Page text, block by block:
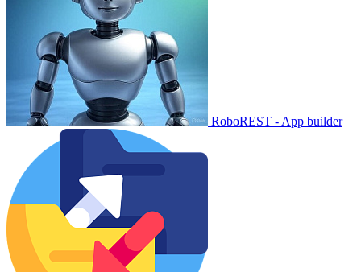
RoboREST - App builder